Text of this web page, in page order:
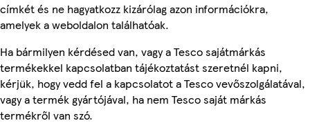
címkét és ne hagyatkozz kizárólag azon információkra,
amelyek a weboldalon találhatóak.
Ha bármilyen kérdésed van, vagy a Tesco sajátmárkás
termékekkel kapcsolatban tájékoztatást szeretnél kapni,
kérjük, hogy vedd fel a kapcsolatot a Tesco vevőszolgálatával,
vagy a termék gyártójával, ha nem Tesco saját márkás
termékről van szó.